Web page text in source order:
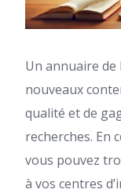
Un annuaire
nouveaux
qualité et de
recherches. En
vous pouvez
à vos centres